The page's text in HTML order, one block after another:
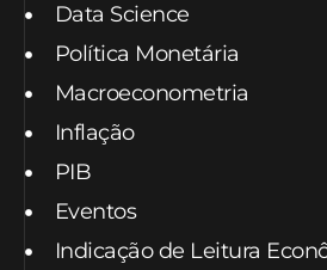
Data Science
Política Monetária
Macroeconometria
Inflação
PIB
Eventos
Indicação de Leitura